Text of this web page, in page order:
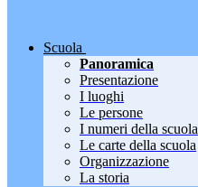
Scuola
Panoramica
Presentazione
I luoghi
Le persone
I numeri della scuola
Le carte della scuola
Organizzazione
La storia